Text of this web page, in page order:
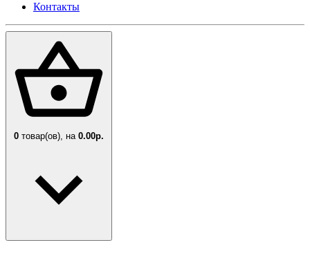
Контакты
0 товар(ов), на 0.00р.